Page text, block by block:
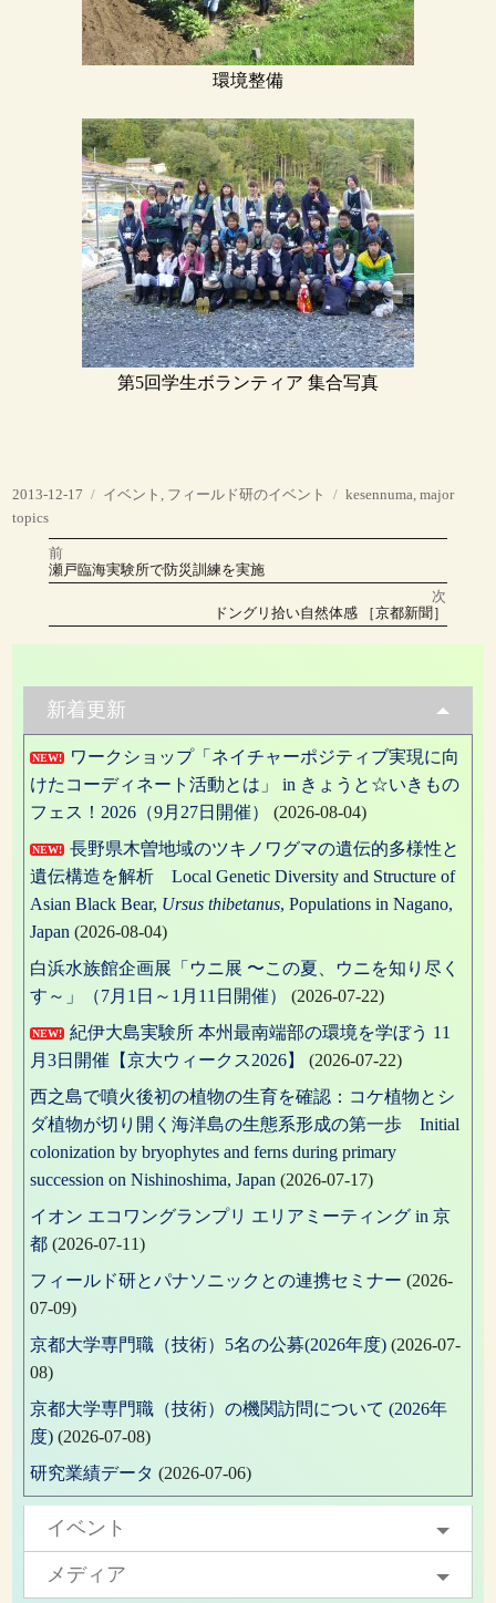
環境整備
第5回学生ボランティア 集合写真
投
稿
2013-12-17
カ
ゴ
リ
ー
イベント , フィールド研のイベント
タ
kesennuma,major
topics
投
ナ
ゲ
ー
シ
ョ
ン
前
前
の
瀬戸臨海実験所で防災訓練を実施
次
の
ドングリ拾い自然体感 ［京都新聞］
新着更新
NEW!
ワークショップ「ネイチャーポジティブ実現に向
けたコーディネート活動とは」 in きょうと☆いきもの
フェス！2026（9月27日開催）
(2026-08-04)
NEW!
長野県木曽地域のツキノワグマの遺伝的多様性と
遺伝構造を解析 Local Genetic Diversity and Structure of
Asian Black Bear, Ursus thibetanus, Populations in Nagano,
Japan (2026-08-04)
白浜水族館企画展「ウニ展 〜この夏、ウニを知り尽く
す～」（7月1日～1月11日開催）
(2026-07-22)
NEW!
紀伊大島実験所 本州最南端部の環境を学ぼう 11
月3日開催【京大ウィークス2026】
(2026-07-22)
西之島で噴火後初の植物の生育を確認：コケ植物とシ
ダ植物が切り開く海洋島の生態系形成の第一歩 Initial
colonization by bryophytes and ferns during primary
succession on Nishinoshima, Japan (2026-07-17)
イオン エコワングランプリ エリアミーティング in 京
都 (2026-07-11)
フィールド研とパナソニックとの連携セミナー (2026-
07-09)
京都大学専門職（技術）5名の公募(2026年度) (2026-07-
08)
京都大学専門職（技術）の機関訪問について (2026年
度) (2026-07-08)
研究業績データ (2026-07-06)
イベント
メディア